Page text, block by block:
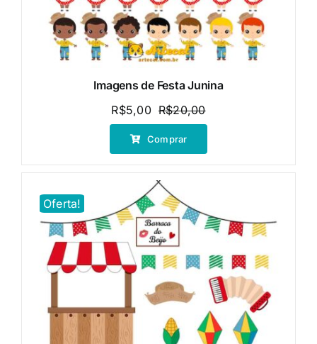
Imagens de Festa Junina
R$20,00O
preço
era:
R$5,00
O
preço
é:
Comprar
Oferta!